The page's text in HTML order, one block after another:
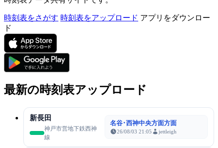
時刻表をさがす 時刻表をアップロード アプリをダウンロー
ド
最新の時刻表アップロード
新長田
神戸市営地下鉄西神
線
名谷･西神中央方面方面
26/08/03 21:05 jettleigh